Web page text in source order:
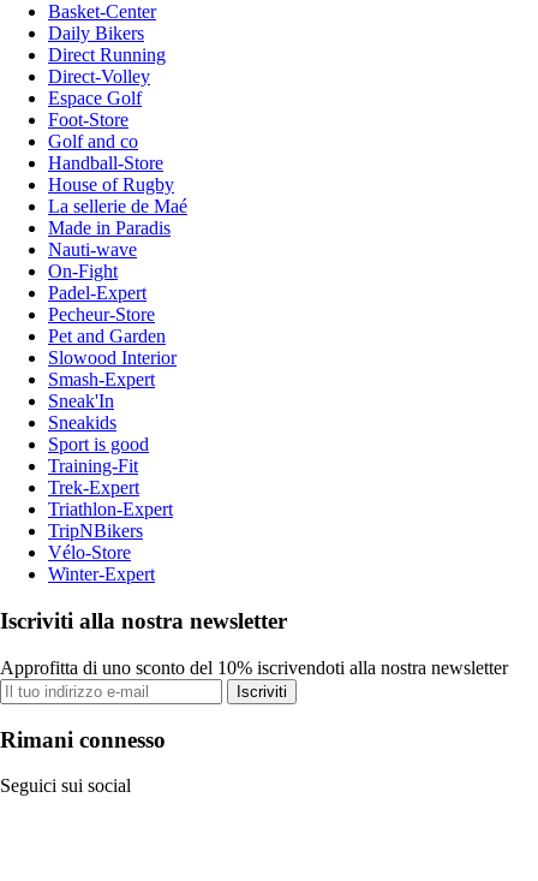
Basket-Center
Daily Bikers
Direct Running
Direct-Volley
Espace Golf
Foot-Store
Golf and co
Handball-Store
House of Rugby
La sellerie de Maé
Made in Paradis
Nauti-wave
On-Fight
Padel-Expert
Pecheur-Store
Pet and Garden
Slowood Interior
Smash-Expert
Sneak'In
Sneakids
Sport is good
Training-Fit
Trek-Expert
Triathlon-Expert
TripNBikers
Vélo-Store
Winter-Expert
Iscriviti alla nostra newsletter
Approfitta di uno sconto del 10% iscrivendoti alla nostra newsletter
Iscriviti
Rimani connesso
Seguici sui social